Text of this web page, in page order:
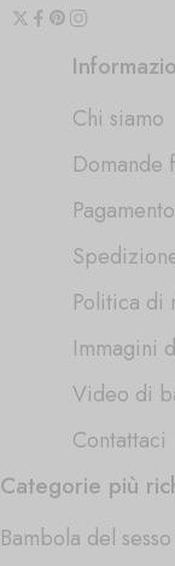
Chi siamo
Domande
Pagamento
Politica di
Immagini
Video di
Contattaci
Categorie più
Bambola del